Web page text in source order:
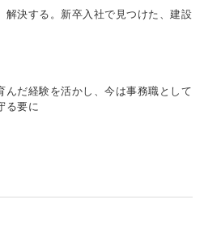
解決する。新卒入社で見つけた、建設
んだ経験を活かし、今は事務職として
る要に